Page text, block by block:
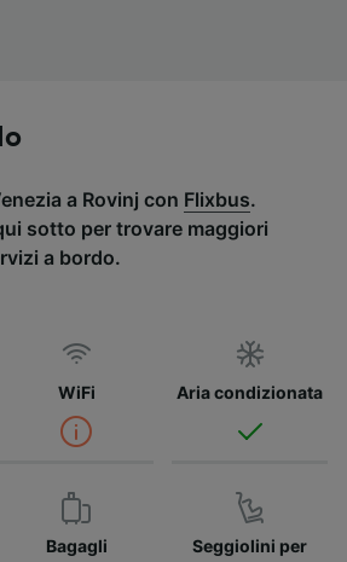
a Rovinj con Flixbus.
sotto per trovare maggiori
a bordo.
WiFi Aria condizionata
Bagagli
Seggiolini per